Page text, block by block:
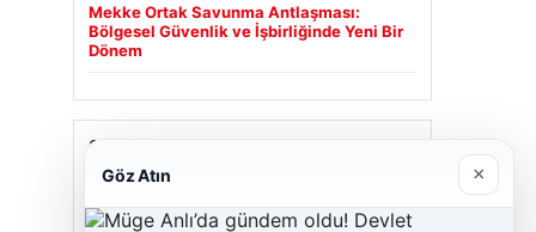
Mekke Ortak Savunma Antlaşması:
Bölgesel Güvenlik ve İşbirliğinde Yeni Bir
Dönem
Son Eklenen Firmalar
Cengiz Sigorta
Göz Atın ×